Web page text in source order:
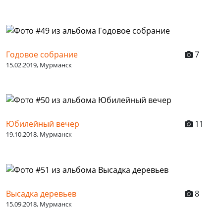
Годовое собрание 7
15.02.2019, Мурманск
Юбилейный вечер 11
19.10.2018, Мурманск
Высадка деревьев 8
15.09.2018, Мурманск